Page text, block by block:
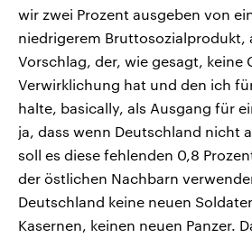
wir zwei Prozent ausgeben von
niedrigerem Bruttosozialprodukt,
Vorschlag, der, wie gesagt, keine
Verwirklichung hat und den ich
halte, basically, als Ausgang für
ja, dass wenn Deutschland nicht
soll es diese fehlenden 0,8
der östlichen Nachbarn
Deutschland keine neuen
Kasernen, keinen neuen Panzer.